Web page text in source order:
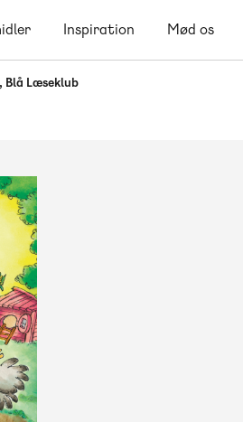
Inspiration Mød os
Blå Læseklub